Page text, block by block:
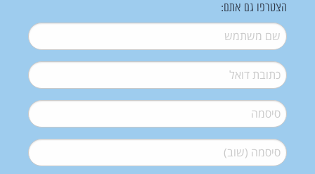
הצטרפו גם אתם:
שם משתמש*
דואל*
סיסמה*
סיסמה (שוב)*